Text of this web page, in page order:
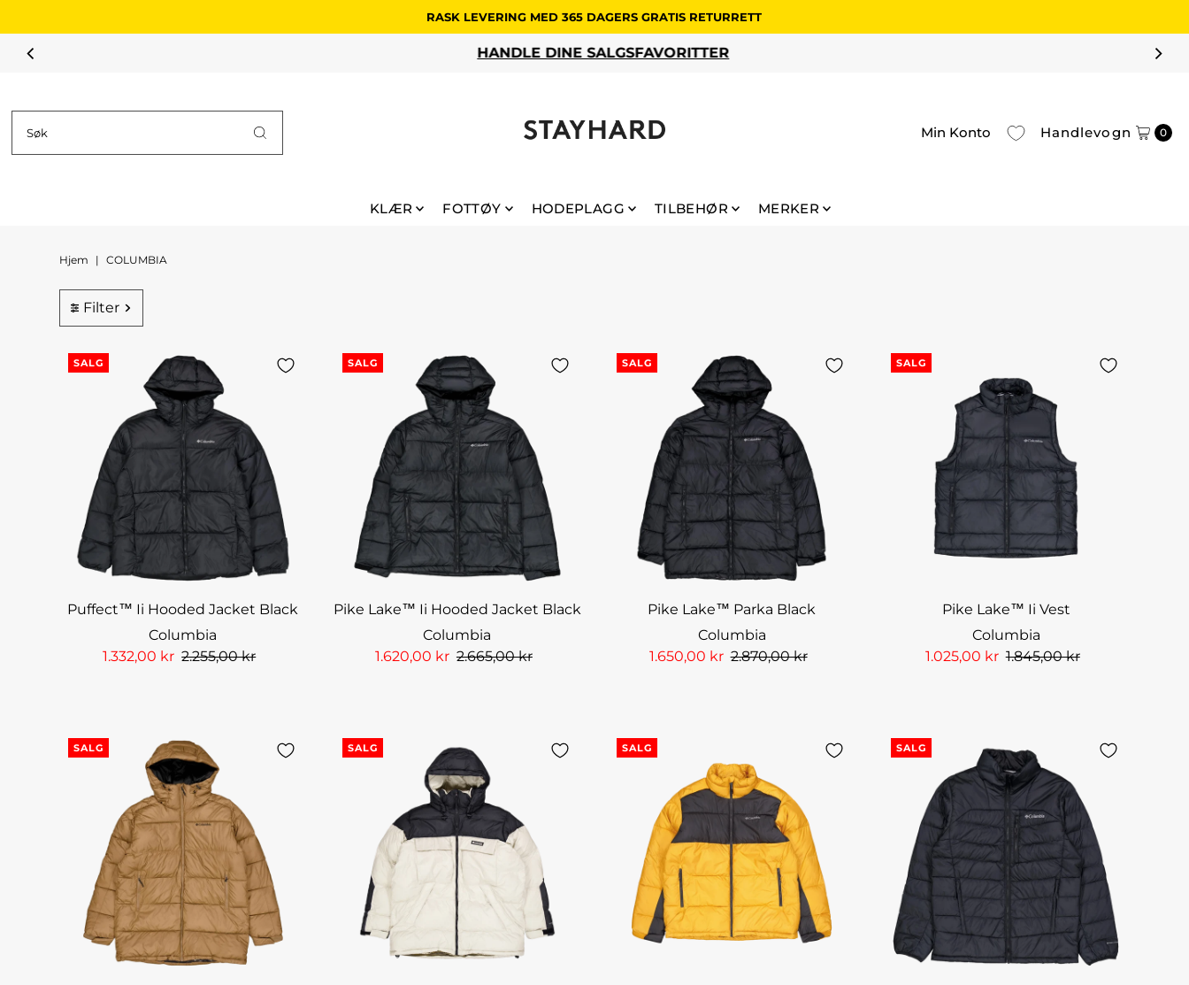
RASK LEVERING MED 365 DAGERS GRATIS RETURRETT
HANDLE DINE SALGSFAVORITTER
Min Konto Handlevogn 0
KLÆR FOTTØY HODEPLAGG TILBEHØR MERKER
Hjem | COLUMBIA
Filter
SALG
Puffect™ Ii Hooded Jacket Black
Columbia
1.332,00 kr 2.255,00 kr
SALG
Pike Lake™ Ii Hooded Jacket Black
Columbia
1.620,00 kr 2.665,00 kr
SALG
Pike Lake™ Parka Black
Columbia
1.650,00 kr 2.870,00 kr
SALG
Pike Lake™ Ii Vest
Columbia
1.025,00 kr 1.845,00 kr
SALG SALG SALG SALG